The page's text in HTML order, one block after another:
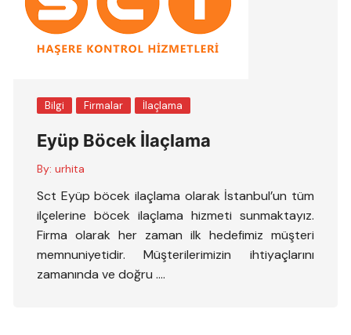
Bilgi Firmalar İlaçlama
Eyüp Böcek İlaçlama
By: urhita
Sct Eyüp böcek ilaçlama olarak İstanbul’un tüm
ilçelerine böcek ilaçlama hizmeti sunmaktayız.
Firma olarak her zaman ilk hedefimiz müşteri
memnuniyetidir. Müşterilerimizin ihtiyaçlarını
zamanında ve doğru ….